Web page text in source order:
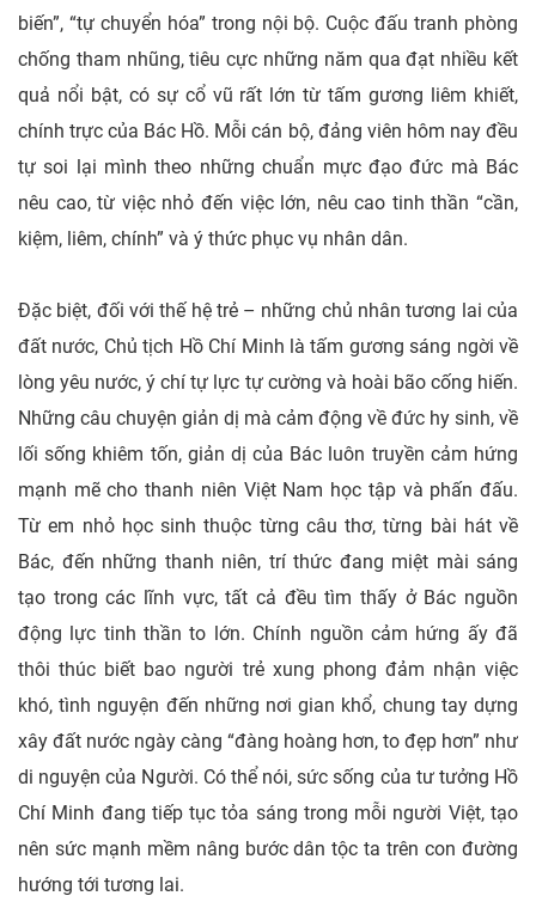
biến”, “tự chuyển hóa” trong nội bộ. Cuộc đấu tranh phòng
chống tham nhũng, tiêu cực những năm qua đạt nhiều kết
quả nổi bật, có sự cổ vũ rất lớn từ tấm gương liêm khiết,
chính trực của Bác Hồ. Mỗi cán bộ, đảng viên hôm nay đều
tự soi lại mình theo những chuẩn mực đạo đức mà Bác
nêu cao, từ việc nhỏ đến việc lớn, nêu cao tinh thần “cần,
kiệm, liêm, chính” và ý thức phục vụ nhân dân.
Đặc biệt, đối với thế hệ trẻ – những chủ nhân tương lai của
đất nước, Chủ tịch Hồ Chí Minh là tấm gương sáng ngời về
lòng yêu nước, ý chí tự lực tự cường và hoài bão cống hiến.
Những câu chuyện giản dị mà cảm động về đức hy sinh, về
lối sống khiêm tốn, giản dị của Bác luôn truyền cảm hứng
mạnh mẽ cho thanh niên Việt Nam học tập và phấn đấu.
Từ em nhỏ học sinh thuộc từng câu thơ, từng bài hát về
Bác, đến những thanh niên, trí thức đang miệt mài sáng
tạo trong các lĩnh vực, tất cả đều tìm thấy ở Bác nguồn
động lực tinh thần to lớn. Chính nguồn cảm hứng ấy đã
thôi thúc biết bao người trẻ xung phong đảm nhận việc
khó, tình nguyện đến những nơi gian khổ, chung tay dựng
xây đất nước ngày càng “đàng hoàng hơn, to đẹp hơn” như
di nguyện của Người. Có thể nói, sức sống của tư tưởng Hồ
Chí Minh đang tiếp tục tỏa sáng trong mỗi người Việt, tạo
nên sức mạnh mềm nâng bước dân tộc ta trên con đường
hướng tới tương lai.